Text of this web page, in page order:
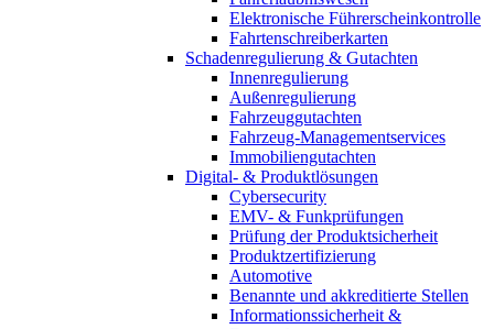
Elektronische Führerscheinkontrolle
Fahrtenschreiberkarten
Schadenregulierung & Gutachten
Innenregulierung
Außenregulierung
Fahrzeuggutachten
Fahrzeug-Managementservices
Immobiliengutachten
Digital- & Produktlösungen
Cybersecurity
EMV- & Funkprüfungen
Prüfung der Produktsicherheit
Produktzertifizierung
Automotive
Benannte und akkreditierte Stellen
Informationssicherheit &